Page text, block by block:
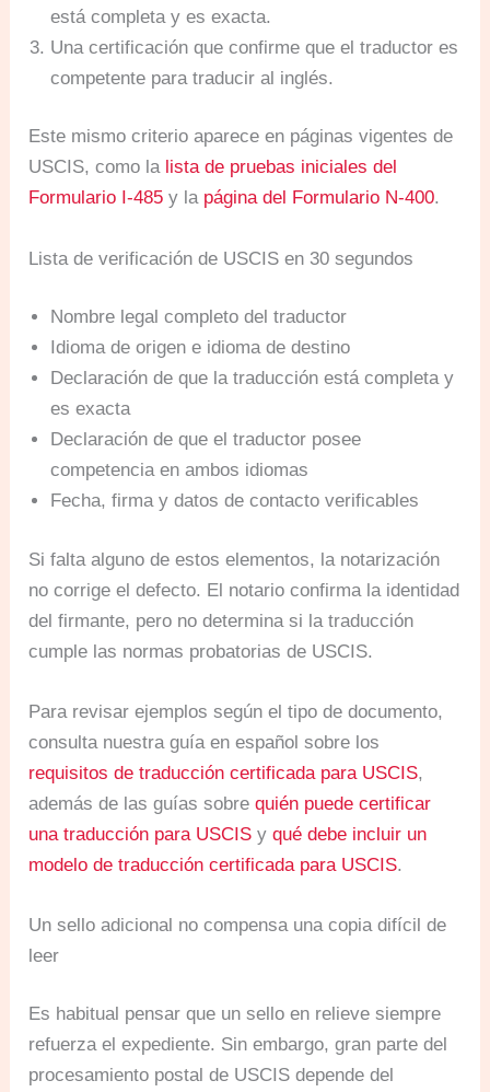
está completa y es exacta.
Una certificación que confirme que el traductor es
competente para traducir al inglés.
Este mismo criterio aparece en páginas vigentes de
USCIS, como la lista de pruebas iniciales del
Formulario I-485 y la página del Formulario N-400.
Lista de verificación de USCIS en 30 segundos
Nombre legal completo del traductor
Idioma de origen e idioma de destino
Declaración de que la traducción está completa y
es exacta
Declaración de que el traductor posee
competencia en ambos idiomas
Fecha, firma y datos de contacto verificables
Si falta alguno de estos elementos, la notarización
no corrige el defecto. El notario confirma la identidad
del firmante, pero no determina si la traducción
cumple las normas probatorias de USCIS.
Para revisar ejemplos según el tipo de documento,
consulta nuestra guía en español sobre los
requisitos de traducción certificada para USCIS,
además de las guías sobrequién puede certificar
una traducción para USCIS yqué debe incluir un
modelo de traducción certificada para USCIS.
Un sello adicional no compensa una copia difícil de
leer
Es habitual pensar que un sello en relieve siempre
refuerza el expediente. Sin embargo, gran parte del
procesamiento postal de USCIS depende del